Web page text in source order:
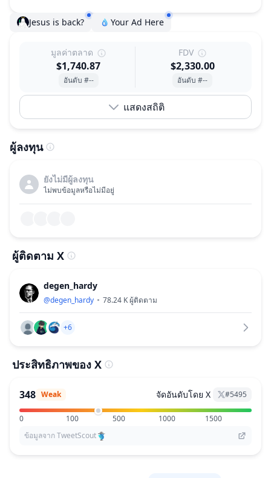
Jesus is back? Your Ad Here
มูลค่าตลาด
$1,740.87
อันดับ #--
FDV
$2,330.00
อันดับ #--
แสดงสถิติ
ผู้ลงทุน
ยังไม่มีผู้ลงทุน
ไม่พบข้อมูลหรือไม่มีอยู่
ผู้ติดตาม X
degen_hardy
@degen_hardy 78.24 Kผู้ติดตาม
+6
ประสิทธิภาพของ X
348 Weak จัดอันดับโดย X #5495
0 100 500 1000
1500
ข้อมูลจาก TweetScout